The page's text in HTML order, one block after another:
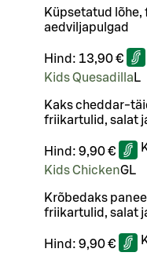
Küpsetatud
aedviljapulgad
Hind: 13,90 €
Kids Quesadilla L
Kaks cheddar-
friikartulid, salat
Hind: 9,90 €
Kids ChickenGL
Krõbedaks
friikartulid, salat
Hind: 9,90 €